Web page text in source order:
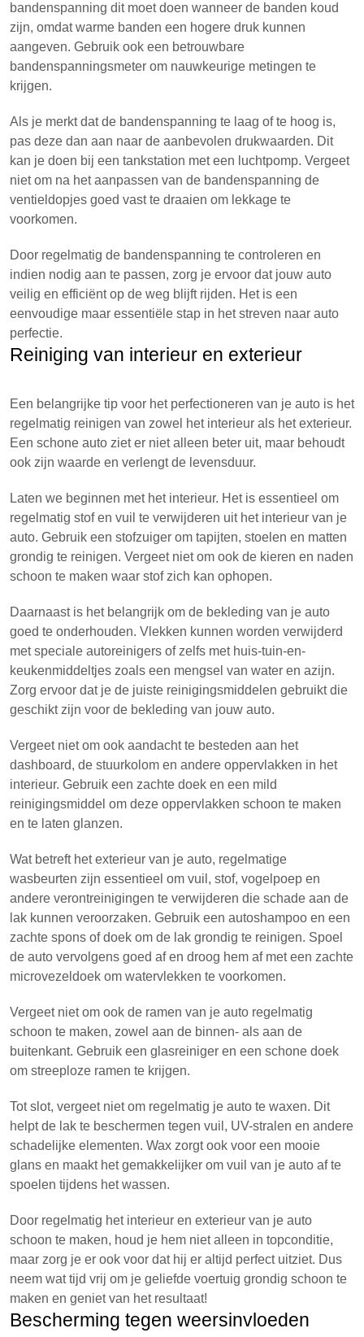
bandenspanning dit moet doen wanneer de banden koud
zijn, omdat warme banden een hogere druk kunnen
aangeven. Gebruik ook een betrouwbare
bandenspanningsmeter om nauwkeurige metingen te
krijgen.
Als je merkt dat de bandenspanning te laag of te hoog is,
pas deze dan aan naar de aanbevolen drukwaarden. Dit
kan je doen bij een tankstation met een luchtpomp. Vergeet
niet om na het aanpassen van de bandenspanning de
ventieldopjes goed vast te draaien om lekkage te
voorkomen.
Door regelmatig de bandenspanning te controleren en
indien nodig aan te passen, zorg je ervoor dat jouw auto
veilig en efficiënt op de weg blijft rijden. Het is een
eenvoudige maar essentiële stap in het streven naar auto
perfectie.
Reiniging van interieur en exterieur
Een belangrijke tip voor het perfectioneren van je auto is het
regelmatig reinigen van zowel het interieur als het exterieur.
Een schone auto ziet er niet alleen beter uit, maar behoudt
ook zijn waarde en verlengt de levensduur.
Laten we beginnen met het interieur. Het is essentieel om
regelmatig stof en vuil te verwijderen uit het interieur van je
auto. Gebruik een stofzuiger om tapijten, stoelen en matten
grondig te reinigen. Vergeet niet om ook de kieren en naden
schoon te maken waar stof zich kan ophopen.
Daarnaast is het belangrijk om de bekleding van je auto
goed te onderhouden. Vlekken kunnen worden verwijderd
met speciale autoreinigers of zelfs met huis-tuin-en-
keukenmiddeltjes zoals een mengsel van water en azijn.
Zorg ervoor dat je de juiste reinigingsmiddelen gebruikt die
geschikt zijn voor de bekleding van jouw auto.
Vergeet niet om ook aandacht te besteden aan het
dashboard, de stuurkolom en andere oppervlakken in het
interieur. Gebruik een zachte doek en een mild
reinigingsmiddel om deze oppervlakken schoon te maken
en te laten glanzen.
Wat betreft het exterieur van je auto, regelmatige
wasbeurten zijn essentieel om vuil, stof, vogelpoep en
andere verontreinigingen te verwijderen die schade aan de
lak kunnen veroorzaken. Gebruik een autoshampoo en een
zachte spons of doek om de lak grondig te reinigen. Spoel
de auto vervolgens goed af en droog hem af met een zachte
microvezeldoek om watervlekken te voorkomen.
Vergeet niet om ook de ramen van je auto regelmatig
schoon te maken, zowel aan de binnen- als aan de
buitenkant. Gebruik een glasreiniger en een schone doek
om streeploze ramen te krijgen.
Tot slot, vergeet niet om regelmatig je auto te waxen. Dit
helpt de lak te beschermen tegen vuil, UV-stralen en andere
schadelijke elementen. Wax zorgt ook voor een mooie
glans en maakt het gemakkelijker om vuil van je auto af te
spoelen tijdens het wassen.
Door regelmatig het interieur en exterieur van je auto
schoon te maken, houd je hem niet alleen in topconditie,
maar zorg je er ook voor dat hij er altijd perfect uitziet. Dus
neem wat tijd vrij om je geliefde voertuig grondig schoon te
maken en geniet van het resultaat!
Bescherming tegen weersinvloeden